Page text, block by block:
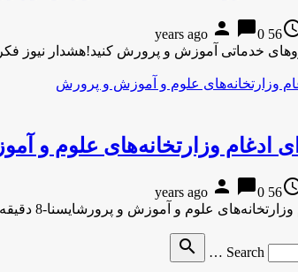
56 years ago
person chat_bubble0
خدماتی آموزش و پرورش کنید!هشدار نیوز
ادغام وزارتخانه‌های علوم و
56 years ago
person chat_bubble0
و پرورشایسنا-8 دقیقه پیش طرح مجلس برای ادغام وزارتخانه‌های علوم و آموزش …
Search …
search